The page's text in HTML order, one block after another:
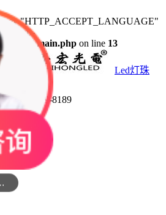
key "HTTP_ACCEPT_LANGUAGE"
wp-
main.php on line 13
Led灯珠
400-689-8189